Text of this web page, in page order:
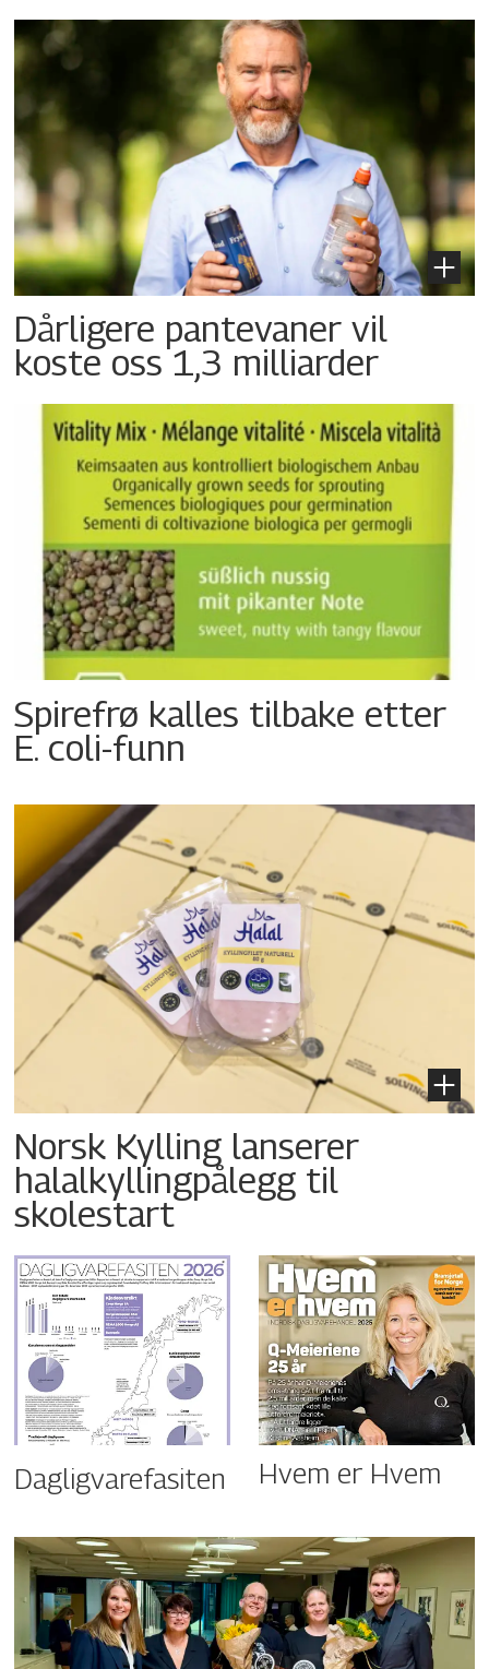
Dårligere pantevaner vil
koste oss 1,3 milliarder
Spirefrø kalles tilbake etter
E. coli-funn
Norsk Kylling lanserer
halalkyllingpålegg til
skolestart
Dagligvarefasiten Hvem er Hvem